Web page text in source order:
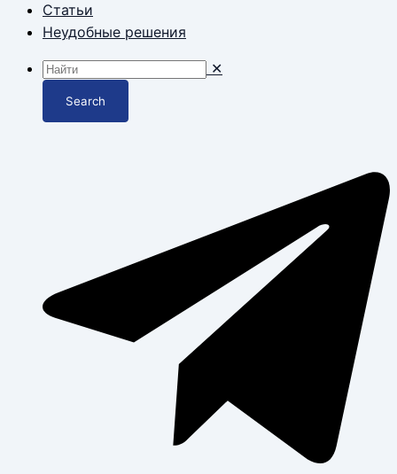
Статьи
Неудобные решения
✕